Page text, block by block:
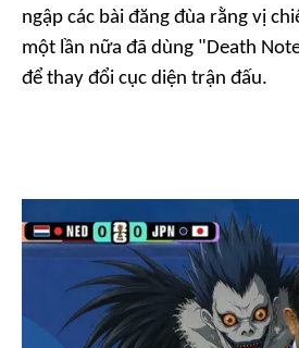
ngập các bài đăng đùa rằng vị
một lần nữa đã dùng "Death
để thay đổi cục diện trận đấu.